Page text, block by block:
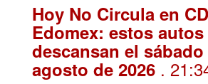
Hoy No Circula en
Edomex: estos autos
descansan el sábado
agosto de 2026 .